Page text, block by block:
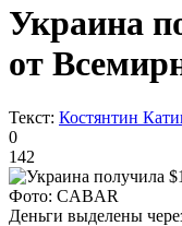
Украина
от
Текст: Костянтин
0
142
Фото: CABAR
Деньги выделены